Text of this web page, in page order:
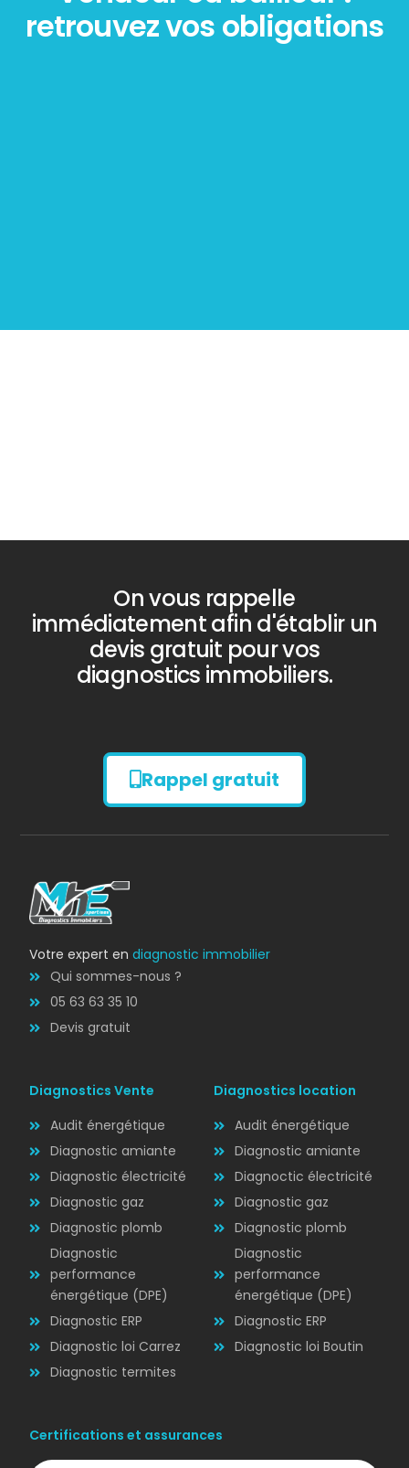
Bilan énergétique
retrouvez vos obligations
Diagnostic
AMIANTE
Diagnostic
ÉLECTRICITÉ
On vous rappelle
immédiatement afin d'établir un
devis gratuit pour vos
diagnostics immobiliers.
Rappel gratuit
Votre expert endiagnostic immobilier
Qui sommes-nous ?
05 63 63 35 10
Devis gratuit
Diagnostics Vente
Audit énergétique
Diagnostic amiante
Diagnostic électricité
Diagnostic gaz
Diagnostic plomb
Diagnostic
performance
énergétique (DPE)
Diagnostic ERP
Diagnostic loi Carrez
Diagnostic termites
Diagnostics location
Audit énergétique
Diagnostic amiante
Diagnoctic électricité
Diagnostic gaz
Diagnostic plomb
Diagnostic
performance
énergétique (DPE)
Diagnostic ERP
Diagnostic loi Boutin
Certifications et assurances